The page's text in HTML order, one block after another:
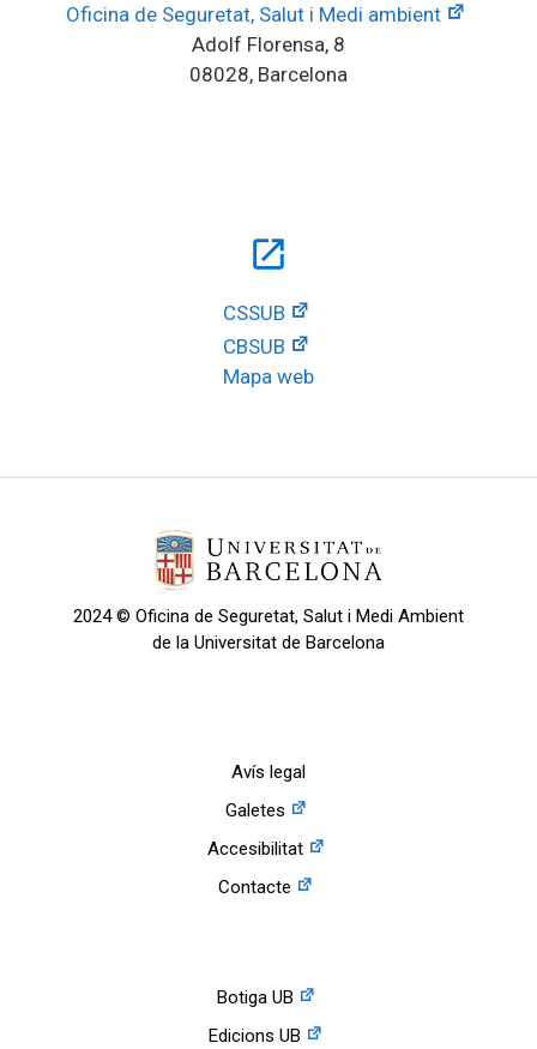
Oficina de Seguretat, Salut i Medi ambient
Adolf Florensa, 8
08028, Barcelona
open_in_new
CSSUB
CBSUB
Mapa web
2024 © Oficina de Seguretat, Salut i Medi Ambient
de la Universitat de Barcelona
Avís legal
Galetes
Accesibilitat
Contacte
Botiga UB
Edicions UB